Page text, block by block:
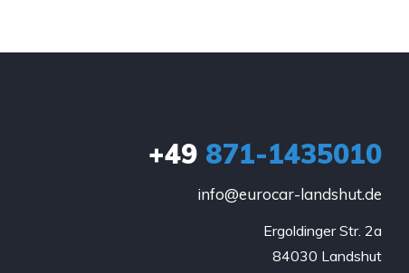
+49871-1435010
info@eurocar-landshut.de
Ergoldinger Str. 2a
84030 Landshut